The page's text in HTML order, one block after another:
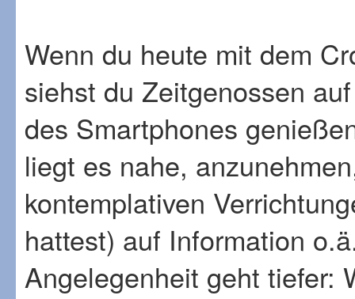
Wenn du heute mit dem
siehst du Zeitgenossen
des Smartphones
liegt es nahe,
kontemplativen
hattest) auf Information
Angelegenheit geht tiefer: